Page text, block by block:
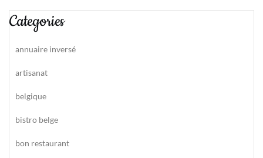
Categories
annuaire inversé
artisanat
belgique
bistro belge
bon restaurant